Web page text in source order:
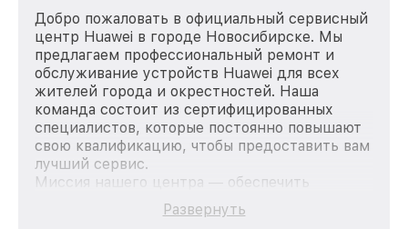
Добро пожаловать в официальный сервисный
центр Huawei в городе Новосибирске. Мы
предлагаем профессиональный ремонт и
обслуживание устройств Huawei для всех
жителей города и окрестностей. Наша
команда состоит из сертифицированных
специалистов, которые постоянно повышают
свою квалификацию, чтобы предоставить вам
лучший сервис.
Миссия нашего центра — обеспечить
качественный и доступный ремонт для
каждого пользователя продукции Huawei, вне
Развернуть